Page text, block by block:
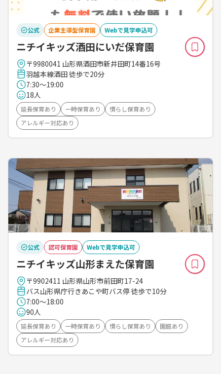
公式 企業主導型保育園 Webで見学申込可
ニチイキッズ酒田にいだ保育園
〒9980041 山形県酒田市新井田町14番16号
羽越本線酒田 徒歩で20分
7:30～19:00
18人
延長保育あり 一時保育あり
慣らし保育あり
アレルギー対応あり
公式 認可保育園 Webで見学申込可
ニチイキッズ山形まえた保育園
〒9902411 山形県山形市前田町17-24
バス山形県庁行きあこや町バス停 徒歩で10分
7:00～18:00
90人
延長保育あり 一時保育あり 慣らし保育あり
園庭あり
アレルギー対応あり